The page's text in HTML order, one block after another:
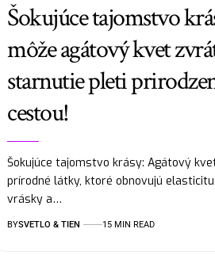
Šokujúce tajomstvo
môže agátový kvet
starnutie pleti
cestou!
Šokujúce tajomstvo krásy: Agátový
prírodné látky, ktoré obnovujú
vrásky a…
BYSVETLO & TIEN 15 MIN READ